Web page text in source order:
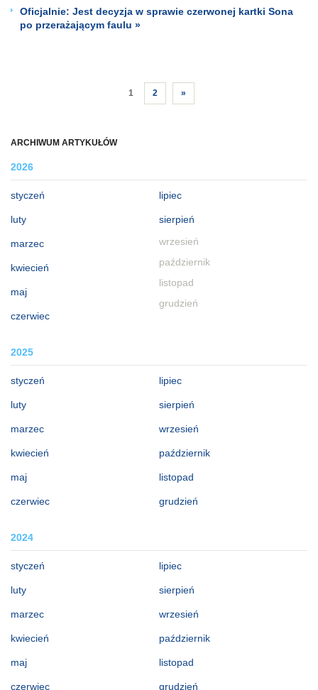
ARCHIWUM ARTYKUŁÓW
2026
styczeń
luty
marzec
kwiecień
maj
czerwiec
lipiec
sierpień
wrzesień
październik
listopad
grudzień
2025
styczeń
luty
marzec
kwiecień
maj
czerwiec
lipiec
sierpień
wrzesień
październik
listopad
grudzień
2024
styczeń
luty
marzec
kwiecień
maj
czerwiec
lipiec
sierpień
wrzesień
październik
listopad
grudzień
Oficjalnie: Jest decyzja w sprawie czerwonej kartki Sona
po przerażającym faulu »
1 2 »